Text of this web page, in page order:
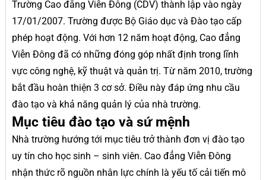
Trường Cao đẳng Viễn Đông (CDV) thành lập vào ngày
17/01/2007. Trường được Bộ Giáo dục và Đào tạo cấp
phép hoạt động. Với hơn 12 năm hoạt động, Cao đẳng
Viễn Đông đã có những đóng góp nhất định trong lĩnh
vực công nghệ, kỹ thuật và quản trị. Từ năm 2010, trường
bắt đầu hoàn thiện 3 cơ sở. Điều này đáp ứng nhu cầu
đào tạo và khả năng quản lý của nhà trường.
Mục tiêu đào tạo và sứ mệnh
Nhà trường hướng tới mục tiêu trở thành đơn vị đào tạo
uy tín cho học sinh – sinh viên. Cao đẳng Viễn Đông
nhận thức rõ nguồn nhân lực chính là yếu tố cải tiến mô